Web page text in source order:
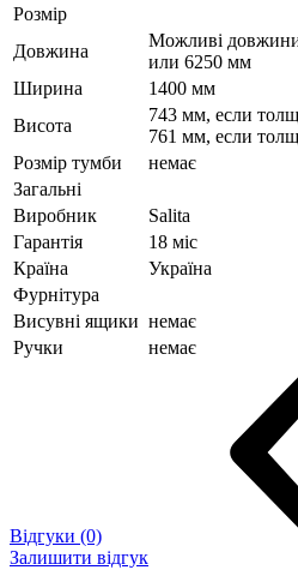
Розмір
Довжина
Можливі довжини
или 6250 мм
Ширина
1400 мм
Висота
743 мм, если
761 мм, если
Розмір тумби
немає
Загальні
Виробник
Salita
Гарантія
18 міс
Країна
Україна
Фурнітура
Висувні ящики немає
Ручки
немає
Відгуки (0)
Залишити відгук